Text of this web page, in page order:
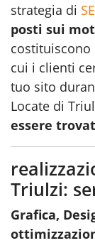
strategia di
posti sui
costituiscono
cui i clienti
tuo sito
Locate di
essere
Triulzi:
Grafica,